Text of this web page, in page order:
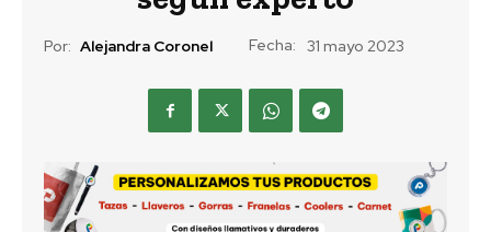
Por: Alejandra Coronel Fecha: 31 mayo 2023